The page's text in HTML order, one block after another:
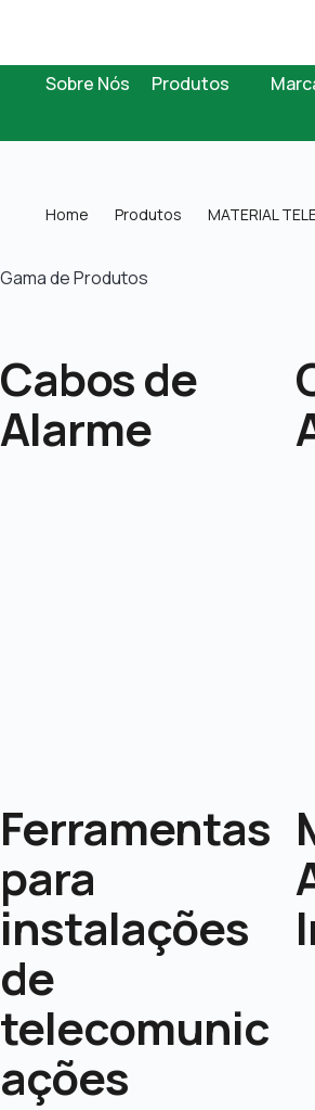
Sobre Nós Produtos
Home Produtos MATERIAL
Gama de Produtos
Cabos de
Alarme
Ferramentas
para
instalações
de
telecomunic
ações